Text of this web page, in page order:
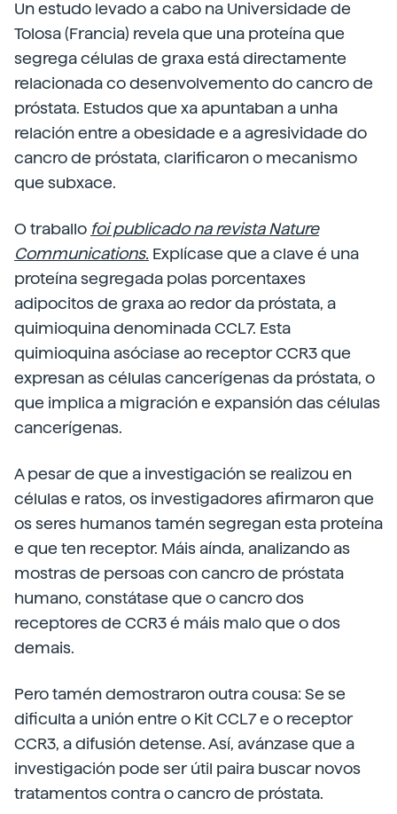
Un estudo levado a cabo na Universidade de
Tolosa (Francia) revela que una proteína que
segrega células de graxa está directamente
relacionada co desenvolvemento do cancro de
próstata. Estudos que xa apuntaban a unha
relación entre a obesidade e a agresividade do
cancro de próstata, clarificaron o mecanismo
que subxace.
O traballo foi publicado na revista Nature
Communications. Explícase que a clave é una
proteína segregada polas porcentaxes
adipocitos de graxa ao redor da próstata, a
quimioquina denominada CCL7. Esta
quimioquina asóciase ao receptor CCR3 que
expresan as células cancerígenas da próstata, o
que implica a migración e expansión das células
cancerígenas.
A pesar de que a investigación se realizou en
células e ratos, os investigadores afirmaron que
os seres humanos tamén segregan esta proteína
e que ten receptor. Máis aínda, analizando as
mostras de persoas con cancro de próstata
humano, constátase que o cancro dos
receptores de CCR3 é máis malo que o dos
demais.
Pero tamén demostraron outra cousa: Se se
dificulta a unión entre o Kit CCL7 e o receptor
CCR3, a difusión detense. Así, avánzase que a
investigación pode ser útil paira buscar novos
tratamentos contra o cancro de próstata.